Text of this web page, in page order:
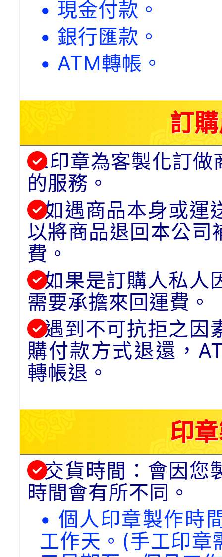
• 現金付款。
• 銀行匯款。
• ATM轉帳。
訂
.印章為客製化訂做
的服務。
如遇商品本身或運
以將商品退回本公司
費。
如果是訂購人私人
需要承擔來回運費。
遇到不可抗拒之因
購付款方式退還，
轉帳退。
印
交貨時間：會因您
時間會有所不同。
• 個人印章製作時
工作天。(手工印章